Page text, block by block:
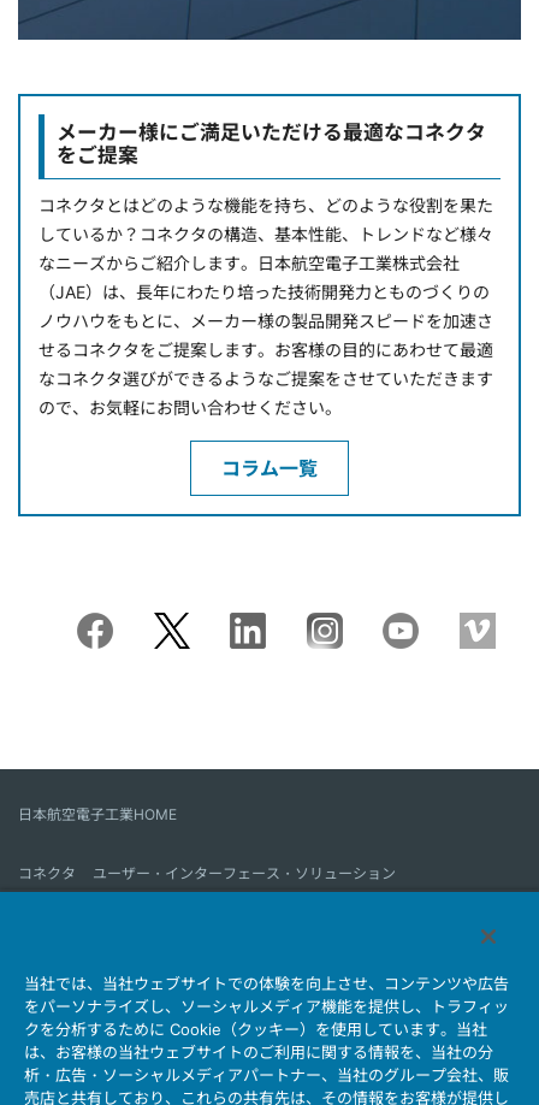
メーカー様にご満足いただける最適なコネクタ
をご提案
コネクタとはどのような機能を持ち、どのような役割を果た
しているか？コネクタの構造、基本性能、トレンドなど様々
なニーズからご紹介します。日本航空電子工業株式会社
（JAE）は、長年にわたり培った技術開発力とものづくりの
ノウハウをもとに、メーカー様の製品開発スピードを加速さ
せるコネクタをご提案します。お客様の目的にあわせて最適
なコネクタ選びができるようなご提案をさせていただきます
ので、お気軽にお問い合わせください。
コラム一覧
日本航空電子工業HOME
コネクタ
ユーザー・インターフェース・ソリューション
会社情報 サステナビリティ IR情報 採用情報
会社情報新着一覧
製品情報新着一覧
サイトマップ お問い合わせ
当社では、当社ウェブサイトでの体験を向上させ、コンテンツや広告
をパーソナライズし、ソーシャルメディア機能を提供し、トラフィッ
クを分析するために Cookie（クッキー）を使用しています。当社
は、お客様の当社ウェブサイトのご利用に関する情報を、当社の分
析・広告・ソーシャルメディアパートナー、当社のグループ会社、販
売店と共有しており、これらの共有先は、その情報をお客様が提供し